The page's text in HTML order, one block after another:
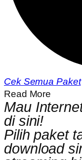
Cek Semua Paket
Read More
Mau
di sini!
Pilih paket
download